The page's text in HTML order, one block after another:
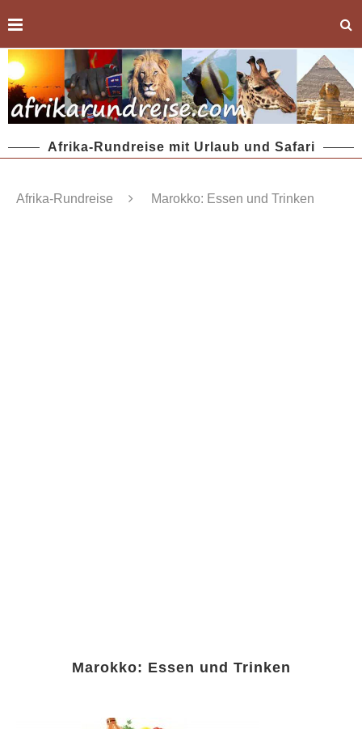
Afrika-Rundreise mit Urlaub und Safari
Afrika-Rundreise Marokko: Essen und Trinken
Marokko: Essen und Trinken